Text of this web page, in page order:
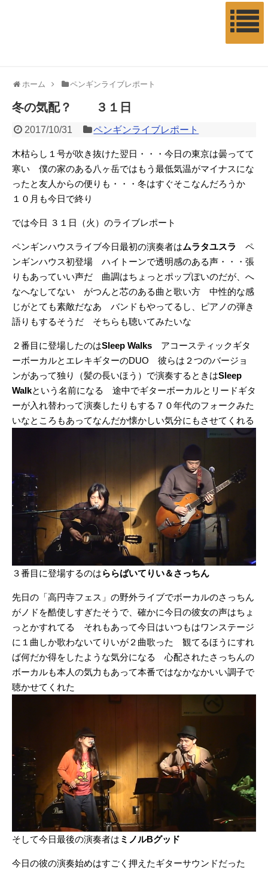
ホーム ペンギンライブレポート
冬の気配？ ３１日
2017/10/31 ペンギンライブレポート
木枯らし１号が吹き抜けた翌日・・・今日の東京は曇ってて
寒い 僕の家のある八ヶ岳ではもう最低気温がマイナスにな
ったと友人からの便りも・・・冬はすぐそこなんだろうか
１０月も今日で終り
では今日 ３１日（火）のライブレポート
ペンギンハウスライブ今日最初の演奏者はムラタユスラ ペ
ンギンハウス初登場 ハイトーンで透明感のある声・・・張
りもあっていい声だ 曲調はちょっとポップぽいのだが、へ
なへなしてない がつんと芯のある曲と歌い方 中性的な感
じがとても素敵だなあ バンドもやってるし、ピアノの弾き
語りもするそうだ そちらも聴いてみたいな
２番目に登場したのはSleep Walks アコースティックギタ
ーボーカルとエレキギターのDUO 彼らは２つのバージョ
ンがあって独り（髪の長いほう）で演奏するときはSleep
Walkという名前になる 途中でギターボーカルとリードギタ
ーが入れ替わって演奏したりもする７０年代のフォークみた
いなところもあってなんだか懐かしい気分にもさせてくれる
３番目に登場するのはららばいてりい＆さっちん
先日の「高円寺フェス」の野外ライブでボーカルのさっちん
がノドを酷使しすぎたそうで、確かに今日の彼女の声はちょ
っとかすれてる それもあって今日はいつもはワンステージ
に１曲しか歌わないてりいが２曲歌った 観てるほうにすれ
ば何だか得をしたような気分になる 心配されたさっちんの
ボーカルも本人の気力もあって本番ではなかなかいい調子で
聴かせてくれた
そして今日最後の演奏者は ミノルBグッド
今日の彼の演奏始めはすごく押えたギターサウンドだった